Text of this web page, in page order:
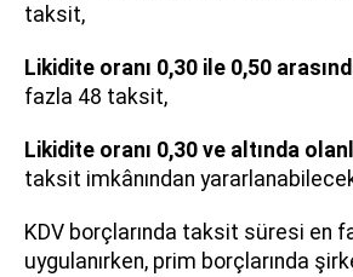
taksit,
Likidite oranı 0,30 ile 0,50
fazla 48 taksit,
Likidite oranı 0,30 ve altında
taksit imkânından
KDV borçlarında taksit süresi en
uygulanırken, prim borçlarında